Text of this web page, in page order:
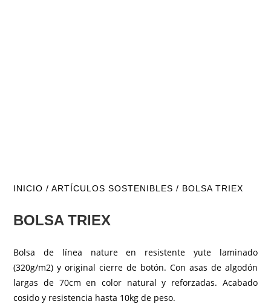
INICIO /ARTÍCULOS SOSTENIBLES / BOLSA TRIEX
BOLSA TRIEX
Bolsa de línea nature en resistente yute laminado
(320g/m2) y original cierre de botón. Con asas de algodón
largas de 70cm en color natural y reforzadas. Acabado
cosido y resistencia hasta 10kg de peso.